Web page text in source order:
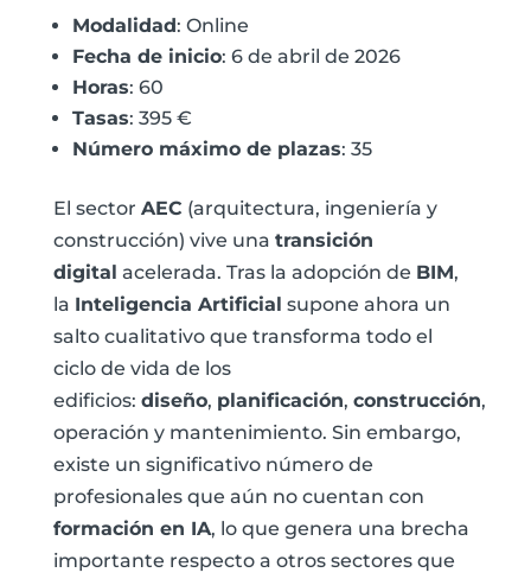
Modalidad: Online
Fecha de inicio: 6 de abril de 2026
Horas: 60
Tasas: 395 €
Número máximo de plazas: 35
El sector AEC (arquitectura, ingeniería y
construcción) vive una transición
digital acelerada. Tras la adopción de BIM,
la Inteligencia Artificial supone ahora un
salto cualitativo que transforma todo el
ciclo de vida de los
edificios: diseño, planificación, construcción,
operación y mantenimiento. Sin embargo,
existe un significativo número de
profesionales que aún no cuentan con
formación en IA, lo que genera una brecha
importante respecto a otros sectores que